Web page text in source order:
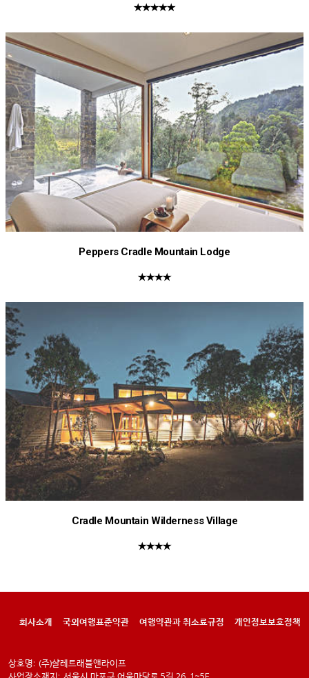
★★★★★
Peppers Cradle Mountain Lodge
★★★★
Cradle Mountain Wilderness Village
★★★★
회사소개 국외여행표준약관 여행약관과 취소료규정 개인정보보호정책
상호명: (주)샬레트래블앤라이프